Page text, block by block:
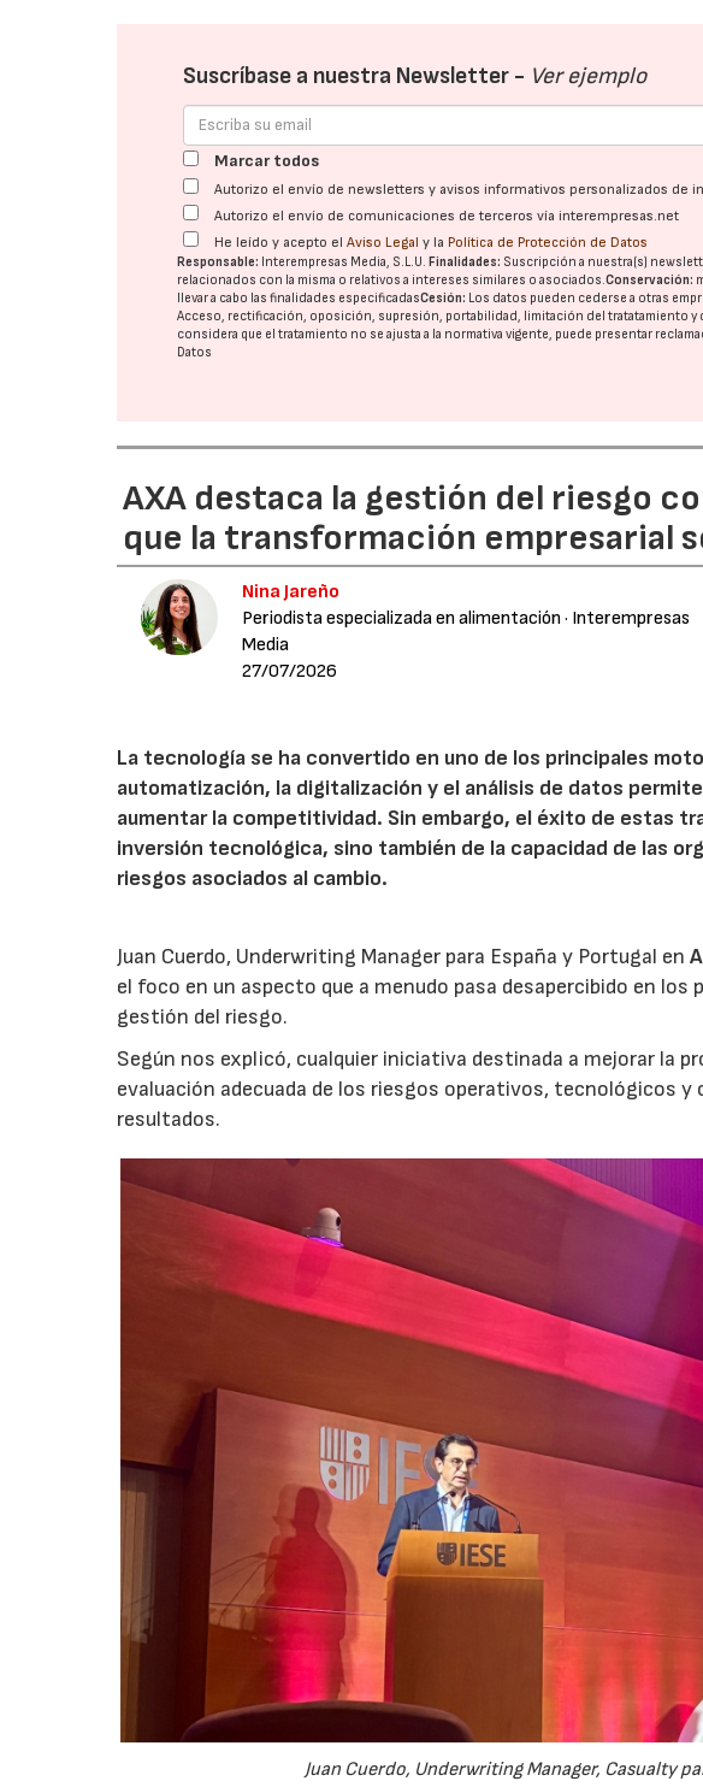
Suscríbase a nuestra Newsletter - Ver ejemplo
Marcar todos
Autorizo el envío de newsletters y avisos informativos personalizados de
Autorizo el envío de comunicaciones de terceros vía interempresas.net
He leído y acepto elAviso Legal y la Política de Protección de Datos
Responsable: Interempresas Media, S.L.U.Finalidades: Suscripción a nuestra(s)
relacionados con la misma o relativos a intereses similares o asociados.Conservación:
llevar a cabo las finalidades especificadasCesión: Los datos pueden cederse a otras
Acceso, rectificación, oposición, supresión, portabilidad, limitación del tratatamiento y
considera que el tratamiento no se ajusta a la normativa vigente, puede presentar
Datos
AXA destaca la gestión del riesgo
que la transformación empresarial
Nina Jareño
Periodista especializada en alimentación · Interempresas
Media
27/07/2026
La tecnología se ha convertido en uno de los principales
automatización, la digitalización y el análisis de datos
aumentar la competitividad. Sin embargo, el éxito de estas
inversión tecnológica, sino también de la capacidad de las
riesgos asociados al cambio.
Juan Cuerdo, Underwriting Manager para España y Portugal en
el foco en un aspecto que a menudo pasa desapercibido en
gestión del riesgo.
Según nos explicó, cualquier iniciativa destinada a mejorar la
evaluación adecuada de los riesgos operativos, tecnológicos
resultados.
Juan Cuerdo, Underwriting Manager, Casualty